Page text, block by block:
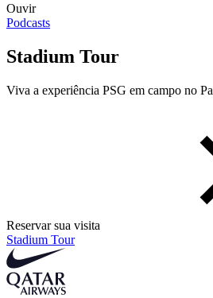
Ouvir
Podcasts
Stadium Tour
Viva a experiência PSG em campo no
Reservar sua visita
Stadium Tour